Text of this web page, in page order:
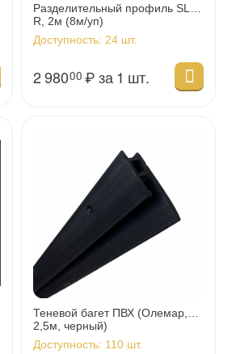
Разделительный профиль SLIM
R, 2м (8м/уп)
Доступность: 24 шт.
2 98000 ₽за 1 шт.
Теневой багет ПВХ (Олемар,
2,5м, черный)
Доступность: 110 шт.